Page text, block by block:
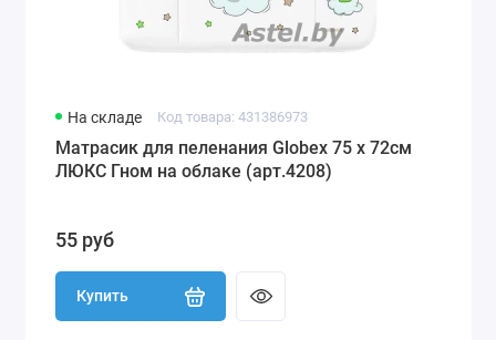
На складе Код товара: 431386973
Матрасик для пеленания Globex 75 х 72см
ЛЮКС Гном на облаке (арт.4208)
55 руб
Купить